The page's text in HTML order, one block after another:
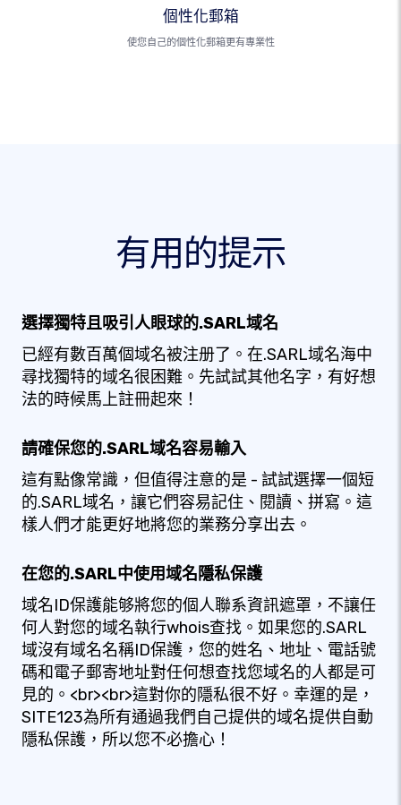
個性化郵箱
使您自己的個性化郵箱更有專業性
有用的提示
選擇獨特且吸引人眼球的.SARL域名
已經有數百萬個域名被注册了。在.SARL域名海中
尋找獨特的域名很困難。先試試其他名字，有好想
法的時候馬上註冊起來！
請確保您的.SARL域名容易輸入
這有點像常識，但值得注意的是 - 試試選擇一個短
的.SARL域名，讓它們容易記住、閱讀、拼寫。這
樣人們才能更好地將您的業務分享出去。
在您的.SARL中使用域名隱私保護
域名ID保護能够將您的個人聯系資訊遮罩，不讓任
何人對您的域名執行whois查找。如果您的.SARL
域沒有域名名稱ID保護，您的姓名、地址、電話號
碼和電子郵寄地址對任何想查找您域名的人都是可
見的。<br><br>這對你的隱私很不好。幸運的是，
SITE123為所有通過我們自己提供的域名提供自動
隱私保護，所以您不必擔心！